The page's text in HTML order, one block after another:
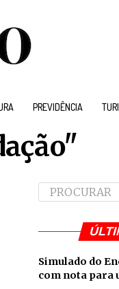
PREVIDÊNCIA
Simulado do
com nota para